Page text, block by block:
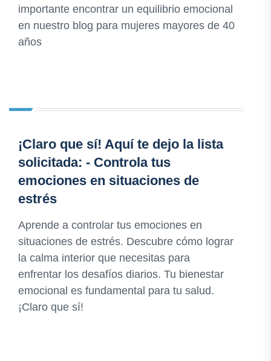
importante encontrar un equilibrio emocional
en nuestro blog para mujeres mayores de 40
años
¡Claro que sí! Aquí te dejo la lista
solicitada: - Controla tus
emociones en situaciones de
estrés
Aprende a controlar tus emociones en
situaciones de estrés. Descubre cómo lograr
la calma interior que necesitas para
enfrentar los desafíos diarios. Tu bienestar
emocional es fundamental para tu salud.
¡Claro que sí!